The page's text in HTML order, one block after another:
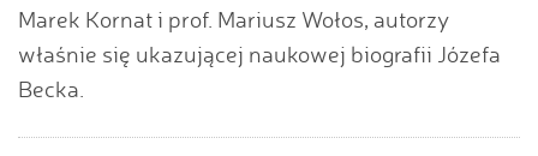
Marek Kornat i prof. Mariusz Wołos, autorzy
właśnie się ukazującej naukowej biografii Józefa
Becka.